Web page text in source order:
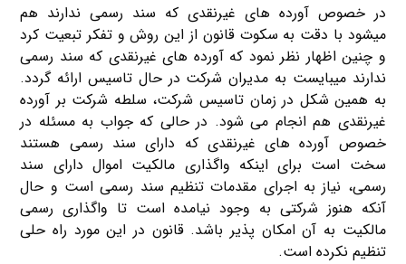
در خصوص آورده های غیرنقدی که سند رسمی ندارند هم
میشود با دقت به سکوت قانون از این روش و تفکر تبعیت کرد
و چنین اظهار نظر نمود که آورده های غیرنقدی که سند رسمی
ندارند میبایست به مدیران شرکت در حال تاسیس ارائه گردد.
به همین شکل در زمان تاسیس شرکت، سلطه شرکت بر آورده
غیرنقدی هم انجام می شود. در حالی که جواب به مسئله در
خصوص آورده های غیرنقدی که دارای سند رسمی هستند
سخت است برای اینکه واگذاری مالکیت اموال دارای سند
رسمی، نیاز به اجرای مقدمات تنظیم سند رسمی است و حال
آنکه هنوز شرکتی به وجود نیامده است تا واگذاری رسمی
مالکیت به آن امکان پذیر باشد. قانون در این مورد راه حلی
تنظیم نکرده است.